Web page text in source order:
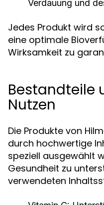
Verdauung und
Jedes Produkt wird
eine optimale
Wirksamkeit zu
Bestandteile
Nutzen
Die Produkte von
durch hochwertige
speziell ausgewählt
Gesundheit zu
verwendeten